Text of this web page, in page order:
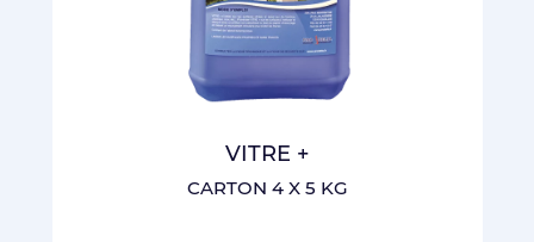
VITRE +
CARTON 4 X 5 KG